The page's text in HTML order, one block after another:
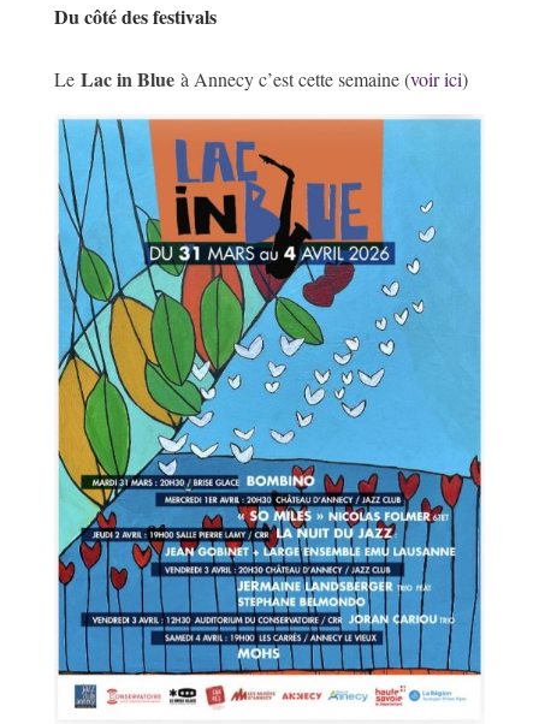
Du côté des festivals
Le Lac in Blue à Annecy c’est cette semaine (voir ici)